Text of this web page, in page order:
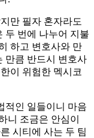
만 필자 혼자라도
두 번에 나누어 지불
하고 변호사와 만
만큼 반드시 변호사
이 위험한 멕시코
적인 일들이니 마음
니 조금은 안심이
시티에 사는 두 팀